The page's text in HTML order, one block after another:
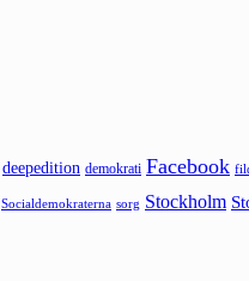
deepedition demokrati Facebook
Socialdemokraterna sorg Stockholm